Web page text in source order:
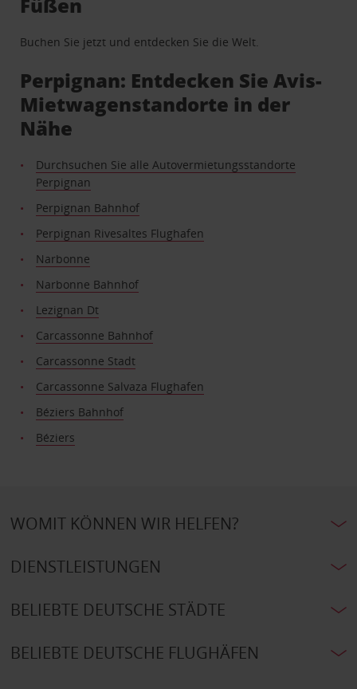
Buchen Sie jetzt und entdecken Sie die Welt.
Perpignan: Entdecken Sie Avis-
Mietwagenstandorte in der
Nähe
Durchsuchen Sie alle Autovermietungsstandorte
Perpignan
Perpignan Bahnhof
Perpignan Rivesaltes Flughafen
Narbonne
Narbonne Bahnhof
Lezignan Dt
Carcassonne Bahnhof
Carcassonne Stadt
Carcassonne Salvaza Flughafen
Béziers Bahnhof
Béziers
WOMIT KÖNNEN WIR HELFEN?
DIENSTLEISTUNGEN
BELIEBTE DEUTSCHE STÄDTE
BELIEBTE DEUTSCHE FLUGHÄFEN